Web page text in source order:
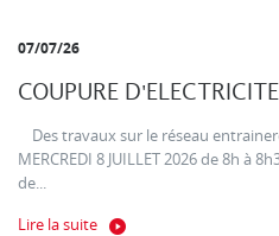
07/07/26
COUPURE D'ELECTRICITE
Des travaux sur le réseau
MERCREDI 8 JUILLET 2026 de 8h à
de...
Lire la suite